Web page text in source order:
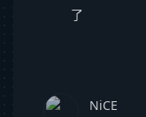
了
NiCE